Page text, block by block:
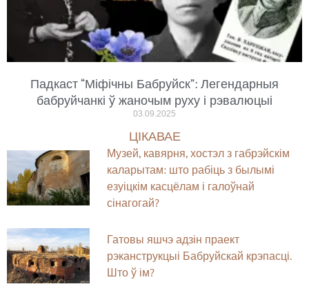
Падкаст “Міфічны Бабруйск”: Легендарныя
бабруйчанкі ў жаночым руху і рэвалюцыі
03.09.2025
ЦІКАВАЕ
Музей, кавярня, хостэл з габрэйскім
каларытам: што рабіць з былымі
езуіцкім касцёлам і галоўнай
сінагогай?
Гатовы яшчэ адзін праект
рэканструкцыі Бабруйскай крэпасці.
Што ў ім?